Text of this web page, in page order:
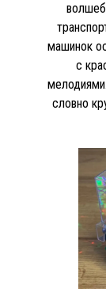
машинок
с
словно